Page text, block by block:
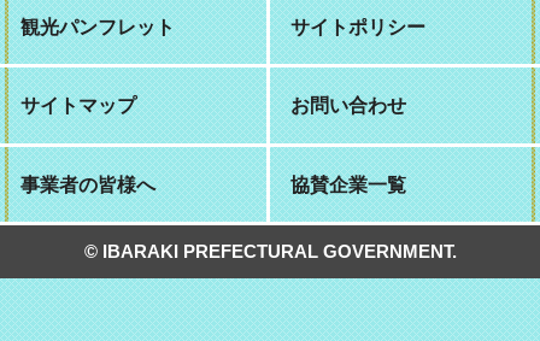
観光パンフレット サイトポリシー
サイトマップ お問い合わせ
事業者の皆様へ 協賛企業一覧
© IBARAKI PREFECTURAL GOVERNMENT.